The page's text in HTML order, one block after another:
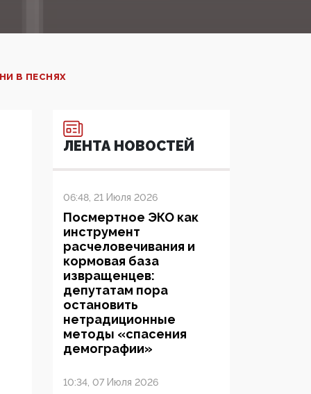
В ПЕСНЯХ
ЛЕНТА НОВОСТЕЙ
06:48, 21 Июля 2026
Посмертное ЭКО как
инструмент
расчеловечивания и
кормовая база
извращенцев:
депутатам пора
остановить
нетрадиционные
методы «спасения
демографии»
10:34, 07 Июля 2026